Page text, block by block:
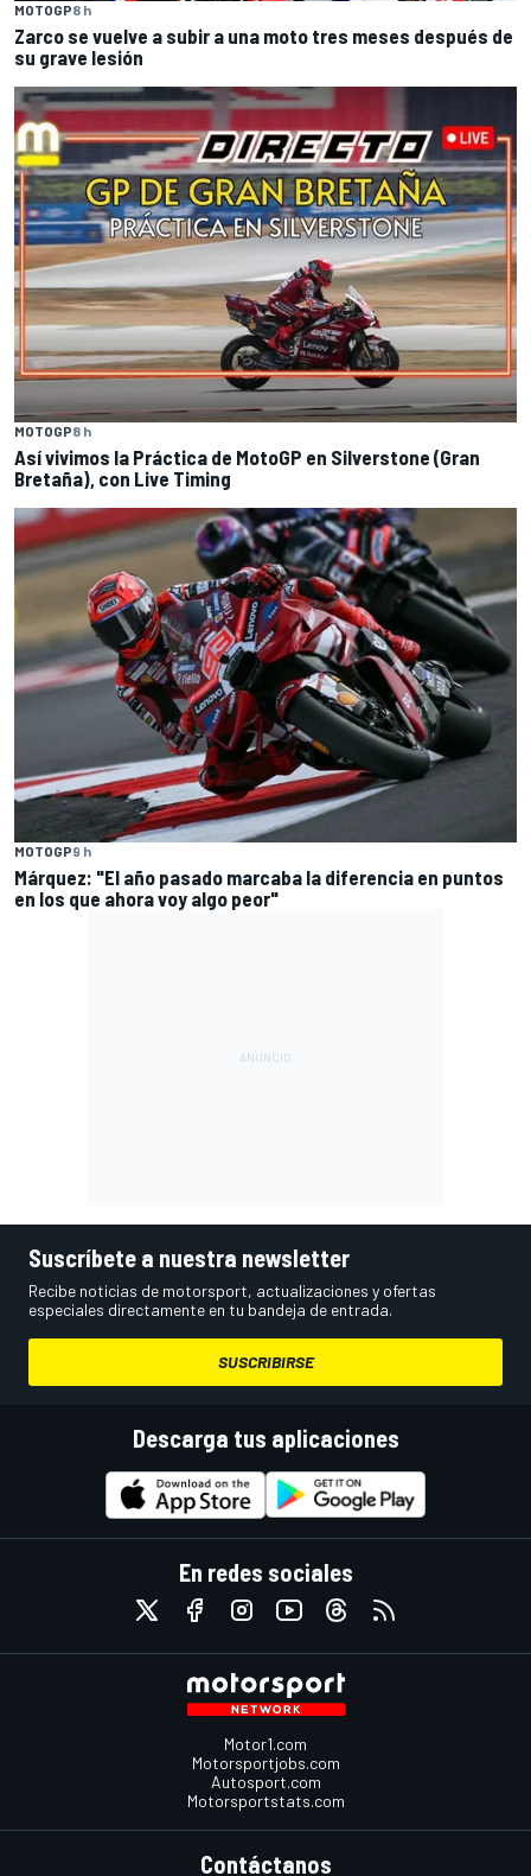
MOTOGP8 h
Zarco se vuelve a subir a una moto tres meses después de
su grave lesión
MOTOGP8 h
Así vivimos la Práctica de MotoGP en Silverstone (Gran
Bretaña), con Live Timing
MOTOGP9 h
Márquez: "El año pasado marcaba la diferencia en puntos
en los que ahora voy algo peor"
Suscríbete a nuestra newsletter
Recibe noticias de motorsport, actualizaciones y ofertas
especiales directamente en tu bandeja de entrada.
SUSCRIBIRSE
Descarga tus aplicaciones
En redes sociales
Motor1.com
Motorsportjobs.com
Autosport.com
Motorsportstats.com
Contáctanos